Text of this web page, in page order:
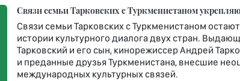
Связи семьи Тарковских с Туркменистаном
Связи семьи Тарковских с Туркменистаном
истории культурного диалога двух стран.
Тарковский и его сын, кинорежиссер Андрей
и преданные друзья Туркменистана, внесшие
международных культурных связей.